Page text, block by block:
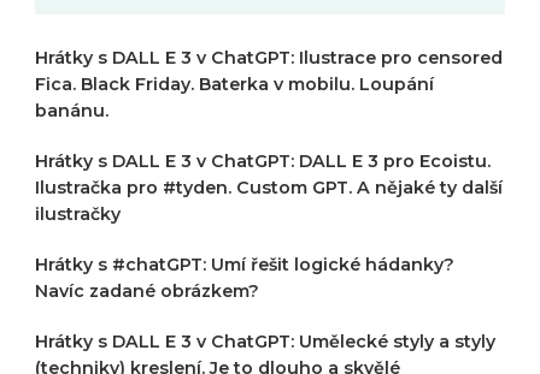
Hrátky s DALL E 3 v ChatGPT: Ilustrace pro censored
Fica. Black Friday. Baterka v mobilu. Loupání
banánu.
Hrátky s DALL E 3 v ChatGPT: DALL E 3 pro Ecoistu.
Ilustračka pro #tyden. Custom GPT. A nějaké ty další
ilustračky
Hrátky s #chatGPT: Umí řešit logické hádanky?
Navíc zadané obrázkem?
Hrátky s DALL E 3 v ChatGPT: Umělecké styly a styly
(techniky) kreslení. Je to dlouho a skvělé